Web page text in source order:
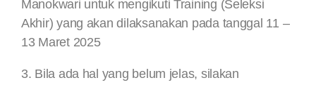
Manokwari untuk mengikuti Training (Seleksi
Akhir) yang akan dilaksanakan pada tanggal 11 –
13 Maret 2025
3. Bila ada hal yang belum jelas, silakan